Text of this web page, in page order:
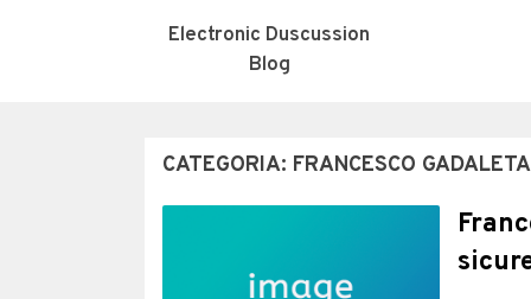
Electronic Duscussion
Blog
CATEGORIA: FRANCESCO